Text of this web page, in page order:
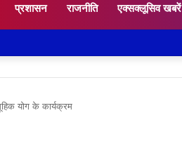
प्रशासन राजनीति एक्सक्लूसिव खबरें
योग के कार्यक्रम